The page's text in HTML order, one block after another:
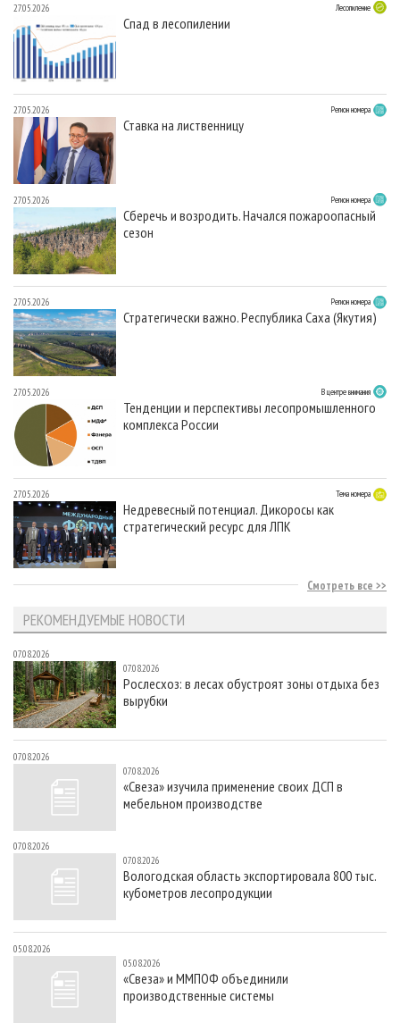
27.05.2026 Лесопиление
Спад в лесопилении
27.05.2026 Регион номера
Ставка на лиственницу
27.05.2026 Регион номера
Сберечь и возродить. Начался пожароопасный
сезон
27.05.2026 Регион номера
Стратегически важно. Республика Саха (Якутия)
27.05.2026 В центре внимания
Тенденции и перспективы лесопромышленного
комплекса России
27.05.2026 Тема номера
Недревесный потенциал. Дикоросы как
стратегический ресурс для ЛПК
Смотреть все
РЕКОМЕНДУЕМЫЕ НОВОСТИ
07.08.2026
07.08.2026
Рослесхоз: в лесах обустроят зоны отдыха без
вырубки
07.08.2026
07.08.2026
«Свеза» изучила применение своих ДСП в
мебельном производстве
07.08.2026
07.08.2026
Вологодская область экспортировала 800 тыс.
кубометров лесопродукции
05.08.2026
05.08.2026
«Свеза» и ММПОФ объединили
производственные системы